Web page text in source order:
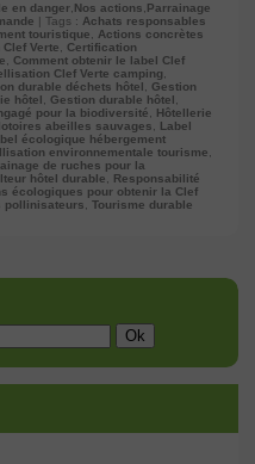
en danger, Nos actions, Parrainage
| Tags : Achats responsables
touristique, Actions concrètes
Verte, Certification
, Comment obtenir le label Clef
Clef Verte camping,
durable déchets hôtel , Gestion
hôtel , Gestion durable hôtel ,
pour la biodiversité, Hôtellerie
abeilles sauvages, Label
écologique hébergement
environnementale tourisme,
de ruches pour la
hôtel durable, Responsabilité
écologiques pour obtenir la Clef
pollinisateurs, Tourisme durable